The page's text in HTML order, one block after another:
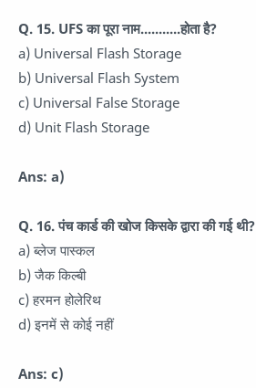
Q. 15. UFS का पूरा नाम...........होता है?
a) Universal Flash Storage
b) Universal Flash System
c) Universal False Storage
d) Unit Flash Storage
Ans: a)
Q. 16. पंच कार्ड की खोज किसके द्वारा की गई थी?
a) ब्लेज पास्कल
b) जैक किल्बी
c) हरमन होलेरिथ
d) इनमें से कोई नहीं
Ans: c)